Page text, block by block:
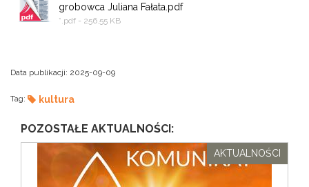
grobowca Juliana Fałata.pdf
*.pdf - 256.55 KB
Data publikacji: 2025-09-09
Tag: kultura
POZOSTAŁE AKTUALNOŚCI:
AKTUALNOŚCI